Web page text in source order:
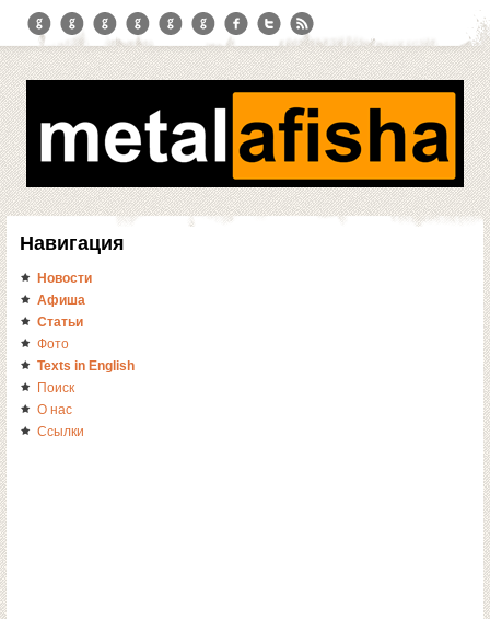
Навигация
Новости
Афиша
Статьи
Фото
Texts in English
Поиск
О нас
Ссылки